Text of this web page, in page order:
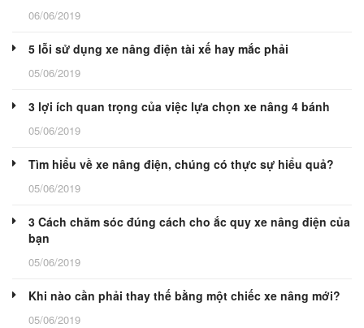
06/06/2019
5 lỗi sử dụng xe nâng điện tài xế hay mắc phải
05/06/2019
3 lợi ích quan trọng của việc lựa chọn xe nâng 4 bánh
05/06/2019
Tìm hiểu về xe nâng điện, chúng có thực sự hiểu quả?
05/06/2019
3 Cách chăm sóc đúng cách cho ắc quy xe nâng điện của
bạn
05/06/2019
Khi nào cần phải thay thế bằng một chiếc xe nâng mới?
05/06/2019